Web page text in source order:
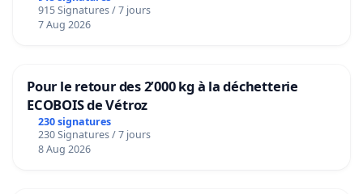
915 Signatures / 7 jours
7 Aug 2026
Pour le retour des 2’000 kg à la déchetterie
ECOBOIS de Vétroz
230 signatures
230 Signatures / 7 jours
8 Aug 2026